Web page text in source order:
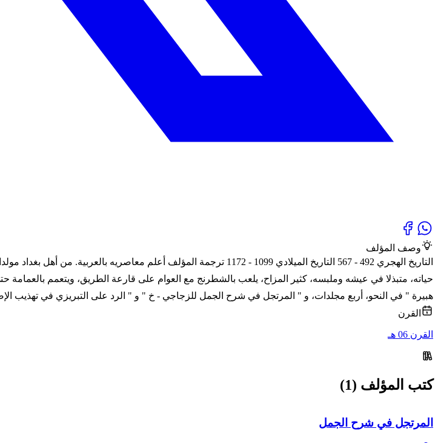
وصف المؤلف
التاريخ الهجري 492 - 567 التاريخ الميلادي 1099 - 1172 ترجمة المؤلف
حياته، متبذلا في عيشه وملبسه، كثير المزاح، يلعب بالشطرنج مع العوام على قارعة الطريق، ويتعمم
هبيرة " في النحو، أربع مجلدات، و " المرتجل في شرح الجمل للزجاجي - خ " و " الرد على التبريزي في تهذيب
القرن
القرن 06 هـ
كتب المؤلف (1)
المرتجل في شرح الجمل